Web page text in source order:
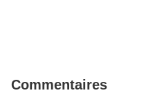
Commentaires